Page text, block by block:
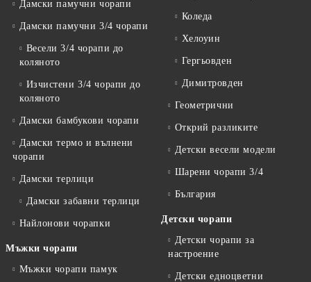
Дамски памучни чорапи
Дамски памучни 3/4 чорапи
Весели 3/4 чорапи до
коляното
Изчистени 3/4 чорапи до
коляното
Дамски бамбукови чорапи
Дамски термо и вълнени
чорапи
Дамски терлици
Дамски забавни терлици
Найлонови чорапки
Мъжки чорапи
Мъжки чорапи памук
Коледа
Хелоуин
Гергьовден
Димитровден
Геометрични
Открий разликите
Детски весели модели
Шарени чорапи 3/4
България
Детски чорапи
Детски чорапи за
настроение
Детски едноцветни